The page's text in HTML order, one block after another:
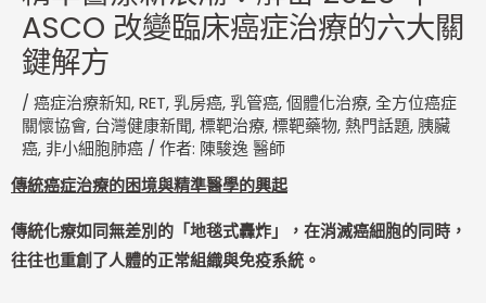
ASCO 改變臨床癌症治療的六大關
鍵解方
/ 癌症治療新知,RET,乳房癌,乳管癌,個體化治療,全方位癌症
關懷協會, 台灣健康新聞,標靶治療,標靶藥物,熱門話題, 胰臟
癌, 非小細胞肺癌 / 作者: 陳駿逸 醫師
傳統癌症治療的困境與精準醫學的興起
傳統化療如同無差別的「地毯式轟炸」，在消滅癌細胞的同時，
往往也重創了人體的正常組織與免疫系統。